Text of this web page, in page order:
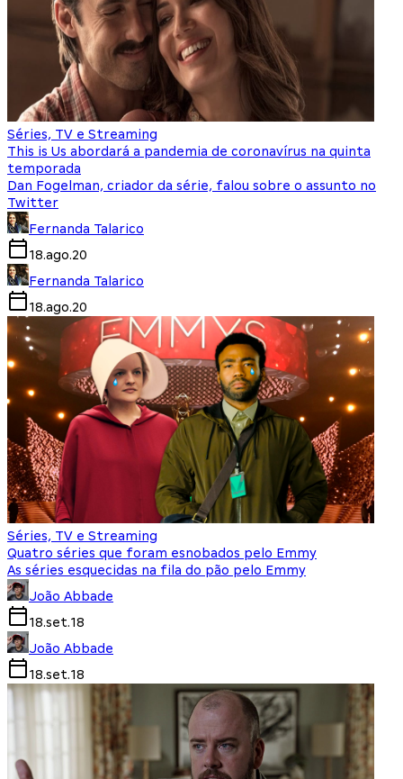
Séries, TV e Streaming
This is Us abordará a pandemia de coronavírus na quinta
temporada
Dan Fogelman, criador da série, falou sobre o assunto no
Twitter
Fernanda Talarico
18.ago.20
Fernanda Talarico
18.ago.20
Séries, TV e Streaming
Quatro séries que foram esnobados pelo Emmy
As séries esquecidas na fila do pão pelo Emmy
João Abbade
18.set.18
João Abbade
18.set.18